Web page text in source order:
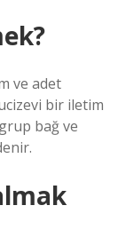
ve adet
bir iletim
bağ ve